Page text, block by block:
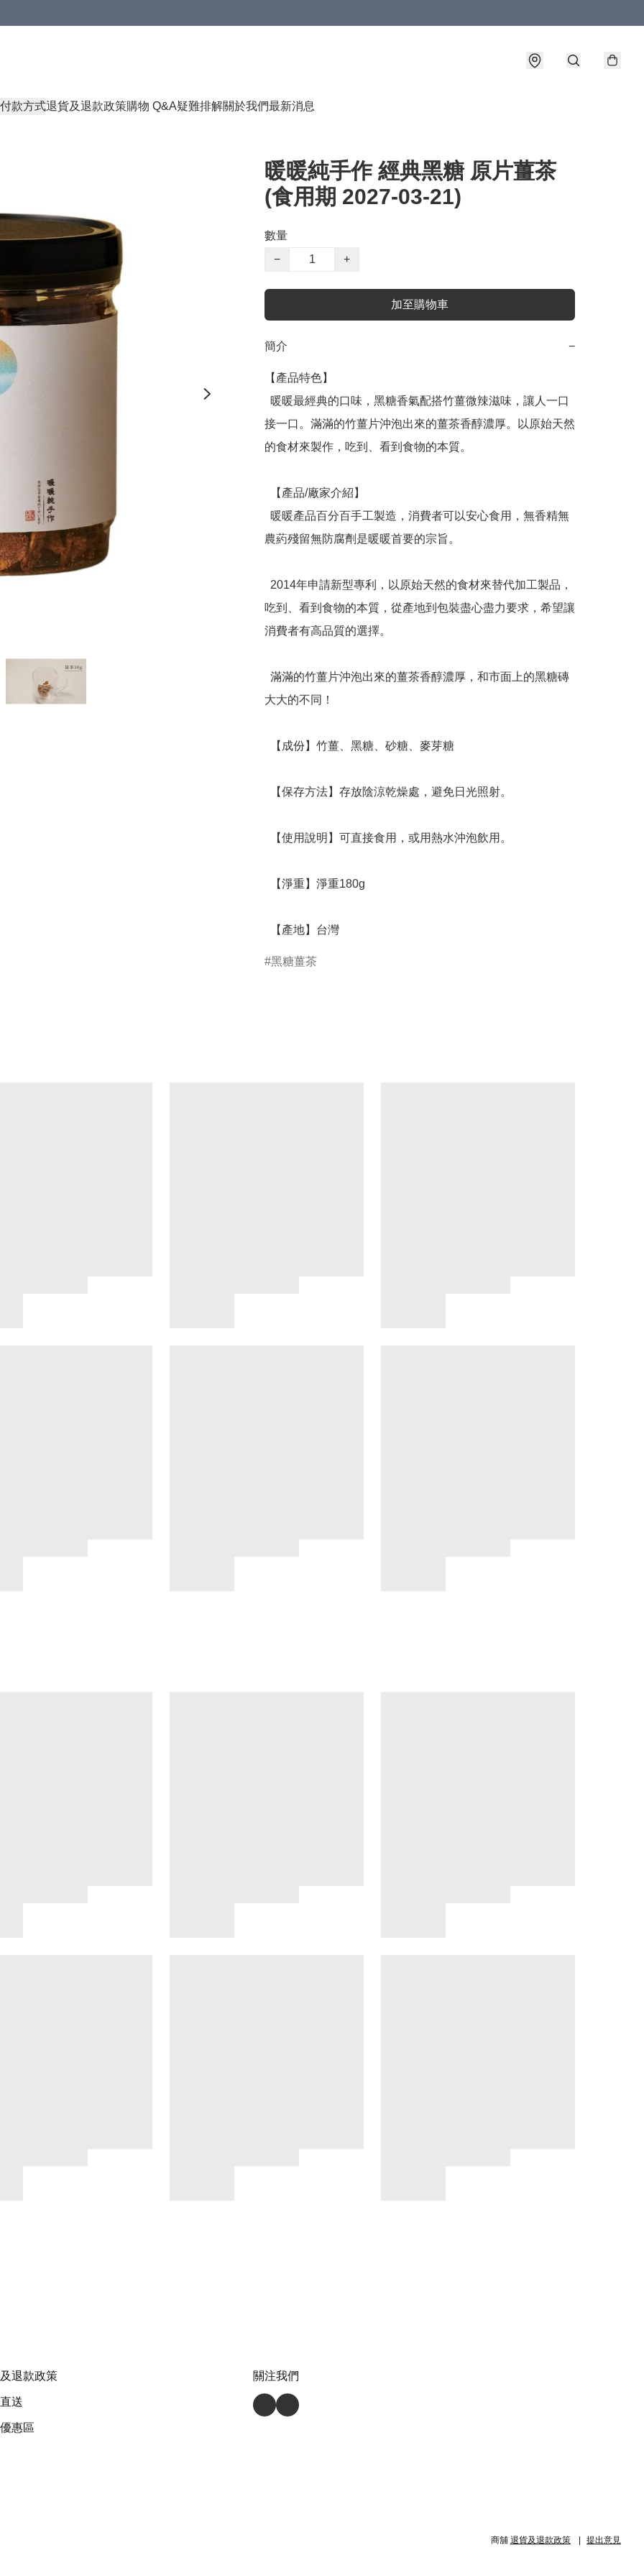
付款方式退貨及退款政策購物 Q&A疑難排解關於我們最新消息
暖暖純手作 經典黑糖 原片薑茶
(食用期 2027-03-21)
數量
−
+
加至購物車
簡介 −
【產品特色】
接一口。滿滿的竹薑片沖泡出來的薑茶香醇濃厚。以原始天然
的食材來製作，吃到、看到食物的本質。
農葯殘留無防腐劑是暖暖首要的宗旨。
吃到、看到食物的本質，從產地到包裝盡心盡力要求，希望讓
消費者有高品質的選擇。
大大的不同！
  【產地】台灣
黑糖薑茶
退款政策
送
惠區
關注我們
商舖 退貨及退款政策 提出意見